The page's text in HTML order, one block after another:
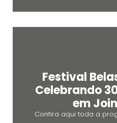
Festival
Celebrando
em
Confira aqui toda a